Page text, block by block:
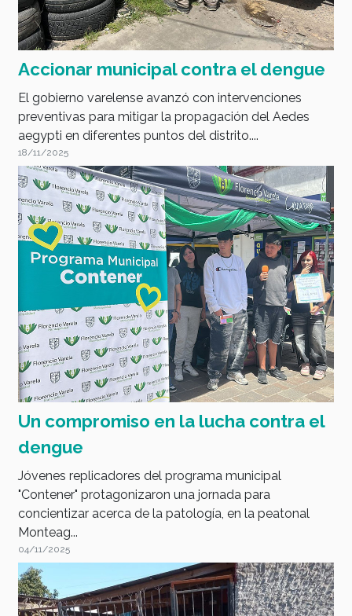
Accionar municipal contra el dengue
El gobierno varelense avanzó con intervenciones
preventivas para mitigar la propagación del Aedes
aegypti en diferentes puntos del distrito....
18/11/2025
Un compromiso en la lucha contra el
dengue
Jóvenes replicadores del programa municipal
"Contener" protagonizaron una jornada para
concientizar acerca de la patología, en la peatonal
Monteag...
04/11/2025